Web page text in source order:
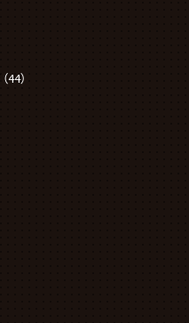
（44）